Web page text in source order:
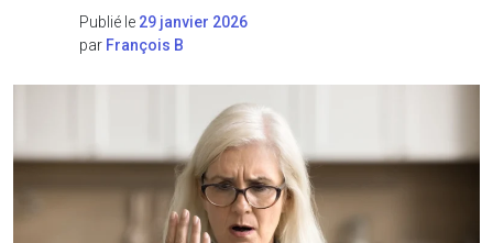
Publié le 29 janvier 2026
par François B